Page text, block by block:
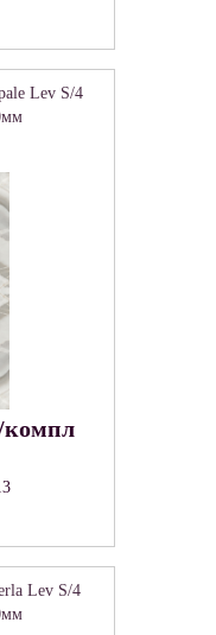
Lev S/4
компл
Lev S/4